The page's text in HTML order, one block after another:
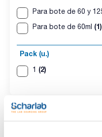
Para bote de 60 y
Para bote de 60ml (1)
Pack (u.)
1 (2)